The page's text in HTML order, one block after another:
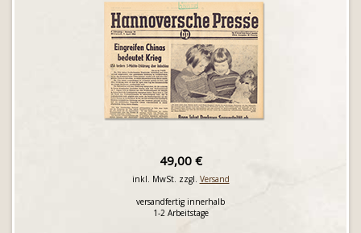
49,00 €
inkl. MwSt. zzgl. Versand
versandfertig innerhalb
1-2 Arbeitstage